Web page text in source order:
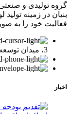
گروه تولیدی و
فعالیت خود را به
3، میدان توسعه، بلوار پیشتازان
اخبار